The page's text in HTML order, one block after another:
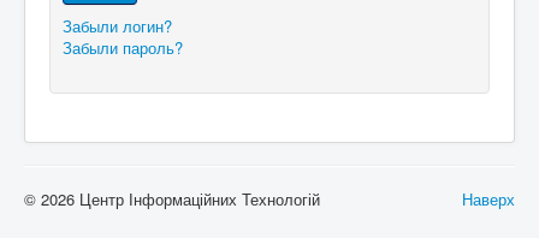
Забыли логин?
Забыли пароль?
Наверх
© 2026 Центр Інформаційних Технологій